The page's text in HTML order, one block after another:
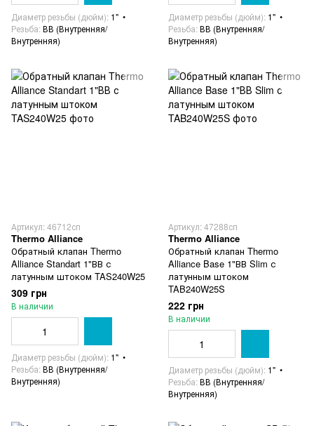
Диаметр резьбы (дюйм) 1"
Резьба ВВ (Внутренняя/
Внутренняя)
Диаметр резьбы (дюйм) 1"
Резьба ВВ (Внутренняя/
Внутренняя)
Артикул: 46712сп
Thermo Alliance
Обратный клапан Thermo
Alliance Standart 1"ВВ с
латунным штоком TAS240W25
309 грн
В наличии
Диаметр резьбы (дюйм) 1"
Резьба ВВ (Внутренняя/
Внутренняя)
Артикул: 47288сп
Thermo Alliance
Обратный клапан Thermo
Alliance Base 1"ВВ Slim с
латунным штоком
TAB240W25S
222 грн
В наличии
Диаметр резьбы (дюйм) 1"
Резьба ВВ (Внутренняя/
Внутренняя)